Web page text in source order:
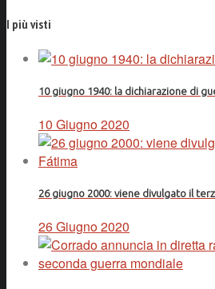
I più visti
10 giugno 1940: la dichiarazione di
10 Giugno 2020
26 giugno 2000: viene divulgato il
26 Giugno 2020